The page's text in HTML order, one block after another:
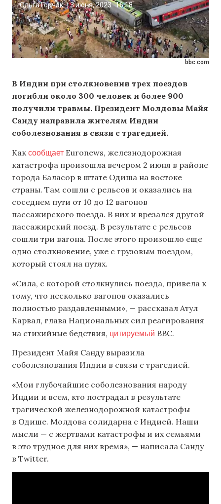
bbc.com
Ольга Горчак |3 июня, 2023 16:18
В Индии при столкновении трех поездов
погибли около 300 человек и более 900
получили травмы. Президент Молдовы Майя
Санду направила жителям Индии
соболезнования в связи с трагедией.
Каксообщает Euronews, железнодорожная
катастрофа произошла вечером 2 июня в районе
города Баласор в штате Одиша на востоке
страны. Там сошли с рельсов и оказались на
соседнем пути от 10 до 12 вагонов
пассажирского поезда. В них и врезался другой
пассажирский поезд. В результате с рельсов
сошли три вагона. После этого произошло еще
одно столкновение, уже с грузовым поездом,
который стоял на путях.
«Сила, с которой столкнулись поезда, привела к
тому, что несколько вагонов оказались
полностью раздавленными», — рассказал Атул
Карвал, глава Национальных сил реагирования
на стихийные бедствия, цитируемый BBC.
Президент Майя Санду выразила
соболезнования Индии в связи с трагедией.
«Мои глубочайшие соболезнования народу
Индии и всем, кто пострадал в результате
трагической железнодорожной катастрофы
в Одише. Молдова солидарна с Индией. Наши
мысли — с жертвами катастрофы и их семьями
в это трудное для них время», — написала Санду
в Twitter.